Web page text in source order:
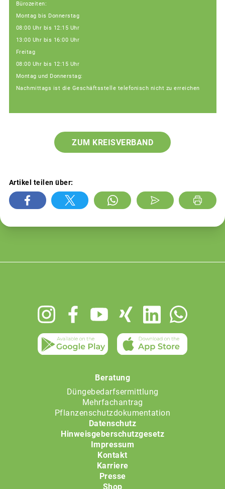
Bürozeiten:
Montag bis Donnerstag
08:00 Uhr bis 12:15 Uhr
13:00 Uhr bis 16:00 Uhr
Freitag
08:00 Uhr bis 12:15 Uhr
Montag und Donnerstag:
Nachmittags ist die Geschäftsstelle telefonisch nicht zu erreichen
ZUM KREISVERBAND
Artikel teilen über:
Beratung
Düngebedarfsermittlung
Mehrfachantrag
Pflanzenschutzdokumentation
Datenschutz
Hinweisgeberschutzgesetz
Impressum
Kontakt
Karriere
Presse
Shop